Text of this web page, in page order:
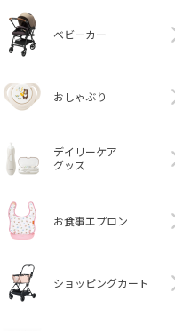
ベビーカー
おしゃぶり
デイリーケア
グッズ
お食事エプロン
ショッピングカート